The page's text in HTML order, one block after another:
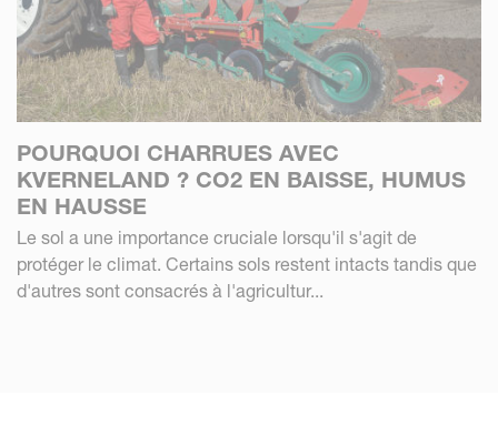
POURQUOI CHARRUES AVEC
KVERNELAND ? CO2 EN BAISSE, HUMUS
EN HAUSSE
Le sol a une importance cruciale lorsqu'il s'agit de
protéger le climat. Certains sols restent intacts tandis que
d'autres sont consacrés à l'agricultur...